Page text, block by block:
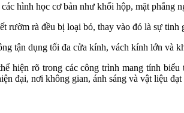
hình học cơ bản như khối hộp, mặt phẳng
rườm rà đều bị loại bỏ, thay vào đó là sự tinh
tận dụng tối đa cửa kính, vách kính lớn và
hiện rõ trong các công trình mang tính
đại, nơi không gian, ánh sáng và vật liệu